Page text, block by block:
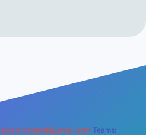
backlinkpaneli@gmail.com Teams: